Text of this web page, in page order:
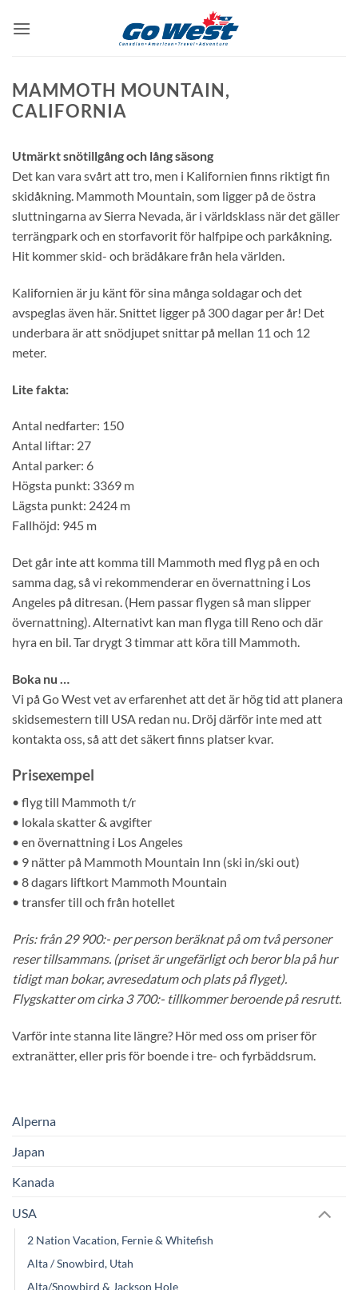
MAMMOTH MOUNTAIN,
CALIFORNIA
Utmärkt snötillgång och lång säsong
Det kan vara svårt att tro, men i Kalifornien finns riktigt fin
skidåkning. Mammoth Mountain, som ligger på de östra
sluttningarna av Sierra Nevada, är i världsklass när det gäller
terrängpark och en storfavorit för halfpipe och parkåkning.
Hit kommer skid- och brädåkare från hela världen.
Kalifornien är ju känt för sina många soldagar och det
avspeglas även här. Snittet ligger på 300 dagar per år! Det
underbara är att snödjupet snittar på mellan 11 och 12
meter.
Lite fakta:
Antal nedfarter: 150
Antal liftar: 27
Antal parker: 6
Högsta punkt: 3369 m
Lägsta punkt: 2424 m
Fallhöjd: 945 m
Det går inte att komma till Mammoth med flyg på en och
samma dag, så vi rekommenderar en övernattning i Los
Angeles på ditresan. (Hem passar flygen så man slipper
övernattning). Alternativt kan man flyga till Reno och där
hyra en bil. Tar drygt 3 timmar att köra till Mammoth.
Boka nu …
Vi på Go West vet av erfarenhet att det är hög tid att planera
skidsemestern till USA redan nu. Dröj därför inte med att
kontakta oss, så att det säkert finns platser kvar.
Prisexempel
• flyg till Mammoth t/r
• lokala skatter & avgifter
• en övernattning i Los Angeles
• 9 nätter på Mammoth Mountain Inn (ski in/ski out)
• 8 dagars liftkort Mammoth Mountain
• transfer till och från hotellet
Pris: från 29 900:- per person beräknat på om två personer
reser tillsammans. (priset är ungefärligt och beror bla på hur
tidigt man bokar, avresedatum och plats på flyget).
Flygskatter om cirka 3 700:- tillkommer beroende på resrutt.
Varför inte stanna lite längre? Hör med oss om priser för
extranätter, eller pris för boende i tre- och fyrbäddsrum.
Alperna
Japan
Kanada
USA
2 Nation Vacation, Fernie & Whitefish
Alta / Snowbird, Utah
Alta/Snowbird & Jackson Hole